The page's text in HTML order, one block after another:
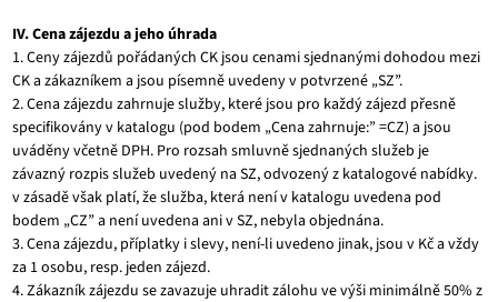
IV. Cena zájezdu a jeho úhrada
1. Ceny zájezdů pořádaných CK jsou cenami sjednanými dohodou mezi
CK a zákazníkem a jsou písemně uvedeny v potvrzené „SZ”.
2. Cena zájezdu zahrnuje služby, které jsou pro každý zájezd přesně
specifikovány v katalogu (pod bodem „Cena zahrnuje:” =CZ) a jsou
uváděny včetně DPH. Pro rozsah smluvně sjednaných služeb je
závazný rozpis služeb uvedený na SZ, odvozený z katalogové nabídky.
v zásadě však platí, že služba, která není v katalogu uvedena pod
bodem „CZ” a není uvedena ani v SZ, nebyla objednána.
3. Cena zájezdu, příplatky i slevy, není-li uvedeno jinak, jsou v Kč a vždy
za 1 osobu, resp. jeden zájezd.
4. Zákazník zájezdu se zavazuje uhradit zálohu ve výši minimálně 50% z